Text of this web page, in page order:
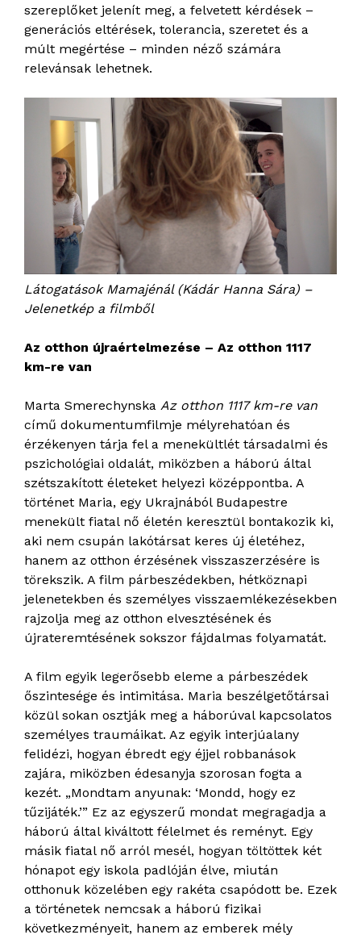
szereplőket jelenít meg, a felvetett kérdések –
generációs eltérések, tolerancia, szeretet és a
múlt megértése – minden néző számára
relevánsak lehetnek.
Látogatások Mamajénál (Kádár Hanna Sára) –
Jelenetkép a filmből
Az otthon újraértelmezése – Az otthon 1117
km-re van
Marta Smerechynska Az otthon 1117 km-re van
című dokumentumfilmje mélyrehatóan és
érzékenyen tárja fel a menekültlét társadalmi és
pszichológiai oldalát, miközben a háború által
szétszakított életeket helyezi középpontba. A
történet Maria, egy Ukrajnából Budapestre
menekült fiatal nő életén keresztül bontakozik ki,
aki nem csupán lakótársat keres új életéhez,
hanem az otthon érzésének visszaszerzésére is
törekszik. A film párbeszédekben, hétköznapi
jelenetekben és személyes visszaemlékezésekben
rajzolja meg az otthon elvesztésének és
újrateremtésének sokszor fájdalmas folyamatát.
A film egyik legerősebb eleme a párbeszédek
őszintesége és intimitása. Maria beszélgetőtársai
közül sokan osztják meg a háborúval kapcsolatos
személyes traumáikat. Az egyik interjúalany
felidézi, hogyan ébredt egy éjjel robbanások
zajára, miközben édesanyja szorosan fogta a
kezét. „Mondtam anyunak: ‘Mondd, hogy ez
tűzijáték.’” Ez az egyszerű mondat megragadja a
háború által kiváltott félelmet és reményt. Egy
másik fiatal nő arról mesél, hogyan töltöttek két
hónapot egy iskola padlóján élve, miután
otthonuk közelében egy rakéta csapódott be. Ezek
a történetek nemcsak a háború fizikai
következményeit, hanem az emberek mély